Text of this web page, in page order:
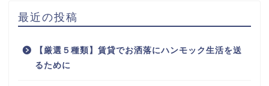
最近の投稿
【厳選５種類】賃貸でお洒落にハンモック生活を送
るために